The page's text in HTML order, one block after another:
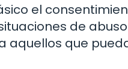
el
de
aquellos que